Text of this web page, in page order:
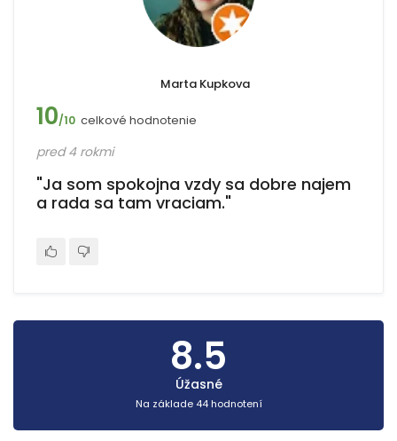
Marta Kupkova
10/10 celkové hodnotenie
pred 4 rokmi
"Ja som spokojna vzdy sa dobre najem
a rada sa tam vraciam."
8.5
Úžasné
Na základe 44 hodnotení